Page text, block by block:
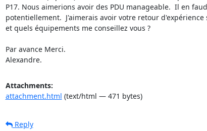
P17. Nous aimerions avoir des PDU manageable.  Il en
potentiellement.  J'aimerais avoir votre retour d'expérience
et quels équipements me conseillez vous ?
Par avance Merci.
Alexandre.
Attachments:
attachment.html (text/html — 471 bytes)
Reply